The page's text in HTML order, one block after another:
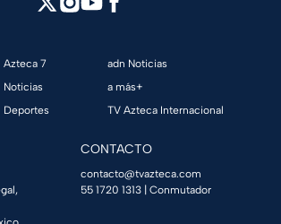
Azteca 7
Noticias
Deportes
adn Noticias
a más+
TV Azteca Internacional
CONTACTO
contacto@tvazteca.com
55 1720 1313 | Conmutador